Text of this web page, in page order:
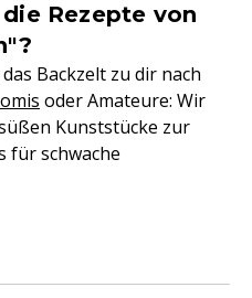
Rezepte von
Backzelt zu dir nach
oder Amateure: Wir
Kunststücke zur
für schwache